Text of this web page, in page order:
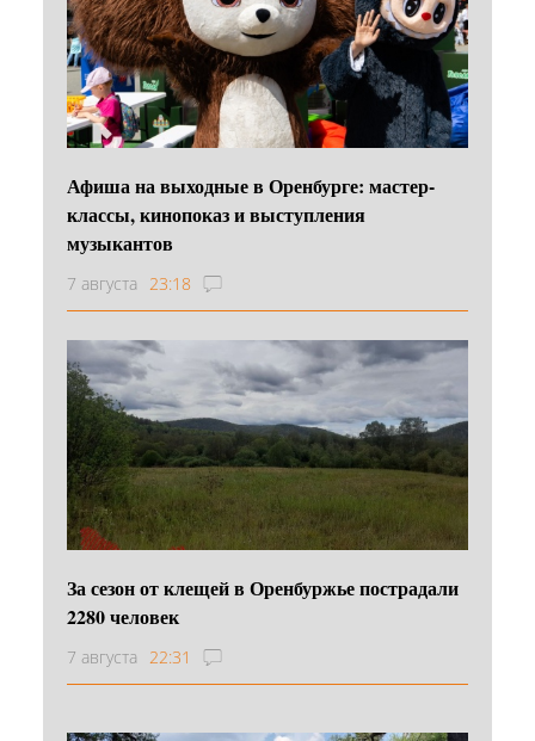
Афиша на выходные в Оренбурге: мастер-
классы, кинопоказ и выступления
музыкантов
7 августа 23:18
За сезон от клещей в Оренбуржье пострадали
2280 человек
7 августа 22:31